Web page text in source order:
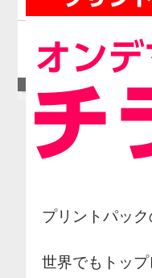
プリントパッ
世界でもトッ